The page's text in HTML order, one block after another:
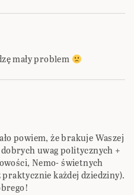
mały problem
powiem, że brakuje Waszej
uwag politycznych +
Nemo- świetnych
praktycznie każdej dziedziny).